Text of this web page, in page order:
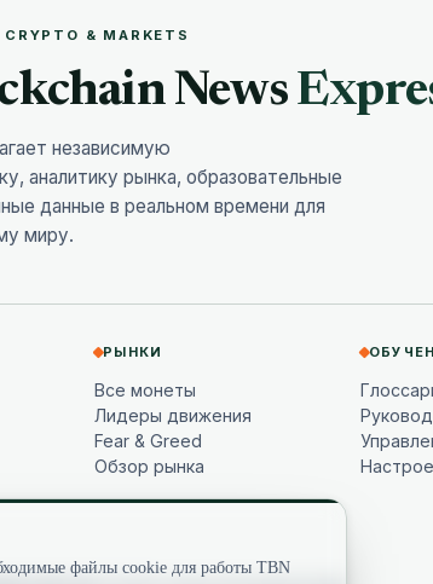
& MARKETS
News
независимую
аналитику рынка, образовательные
данные в реальном времени для
миру.
РЫНКИ
Все монеты
Лидеры движения
Fear & Greed
Обзор рынка
файлы cookie для работы TBN